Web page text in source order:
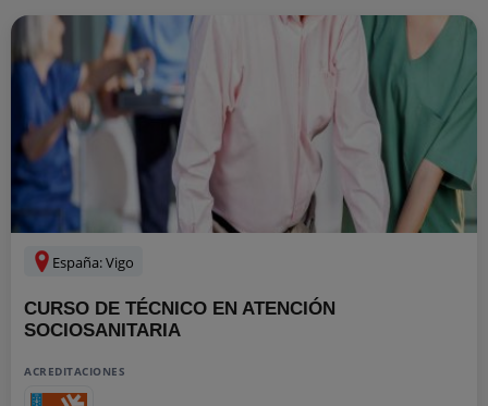
España: Vigo
CURSO DE TÉCNICO EN ATENCIÓN
SOCIOSANITARIA
ACREDITACIONES